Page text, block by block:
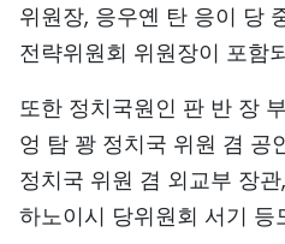
ESPAÑOL
위원장, 응우옌 탄 응이 당
전략위원회 위원장이 포함
또한 정치국원인 판 반 장
엉 탐 꽝 정치국 위원 겸 공
정치국 위원 겸 외교부 장
하노이시 당위원회 서기 등